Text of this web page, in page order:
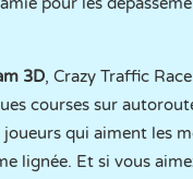
3D, Crazy Traffic
courses sur
qui aiment les
lignée. Et si vous